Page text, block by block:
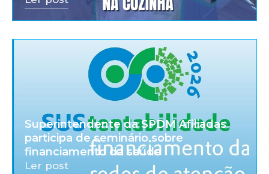
Superintendente da SPDM Afiliadas
participa de seminário sobre
financiamento da saúde
Ler post